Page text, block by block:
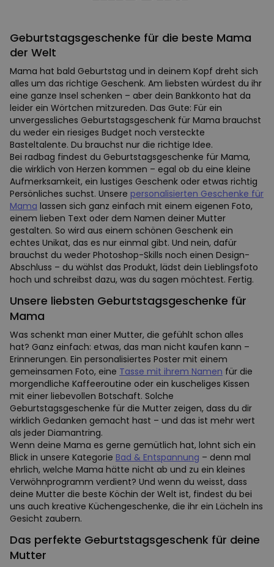
Geburtstagsgeschenke für die beste Mama
der Welt
Mama hat bald Geburtstag und in deinem Kopf dreht sich
alles um das richtige Geschenk. Am liebsten würdest du ihr
eine ganze Insel schenken – aber dein Bankkonto hat da
leider ein Wörtchen mitzureden. Das Gute: Für ein
unvergessliches Geburtstagsgeschenk für Mama brauchst
du weder ein riesiges Budget noch versteckte
Basteltalente. Du brauchst nur die richtige Idee.
Bei radbag findest du Geburtstagsgeschenke für Mama,
die wirklich von Herzen kommen – egal ob du eine kleine
Aufmerksamkeit, ein lustiges Geschenk oder etwas richtig
Persönliches suchst. Unsere personalisierten Geschenke für
Mama lassen sich ganz einfach mit einem eigenen Foto,
einem lieben Text oder dem Namen deiner Mutter
gestalten. So wird aus einem schönen Geschenk ein
echtes Unikat, das es nur einmal gibt. Und nein, dafür
brauchst du weder Photoshop-Skills noch einen Design-
Abschluss – du wählst das Produkt, lädst dein Lieblingsfoto
hoch und schreibst dazu, was du sagen möchtest. Fertig.
Unsere liebsten Geburtstagsgeschenke für
Mama
Was schenkt man einer Mutter, die gefühlt schon alles
hat? Ganz einfach: etwas, das man nicht kaufen kann –
Erinnerungen. Ein personalisiertes Poster mit einem
gemeinsamen Foto, eine Tasse mit ihrem Namen für die
morgendliche Kaffeeroutine oder ein kuscheliges Kissen
mit einer liebevollen Botschaft. Solche
Geburtstagsgeschenke für die Mutter zeigen, dass du dir
wirklich Gedanken gemacht hast – und das ist mehr wert
als jeder Diamantring.
Wenn deine Mama es gerne gemütlich hat, lohnt sich ein
Blick in unsere Kategorie Bad & Entspannung – denn mal
ehrlich, welche Mama hätte nicht ab und zu ein kleines
Verwöhnprogramm verdient? Und wenn du weisst, dass
deine Mutter die beste Köchin der Welt ist, findest du bei
uns auch kreative Küchengeschenke, die ihr ein Lächeln ins
Gesicht zaubern.
Das perfekte Geburtstagsgeschenk für deine
Mutter